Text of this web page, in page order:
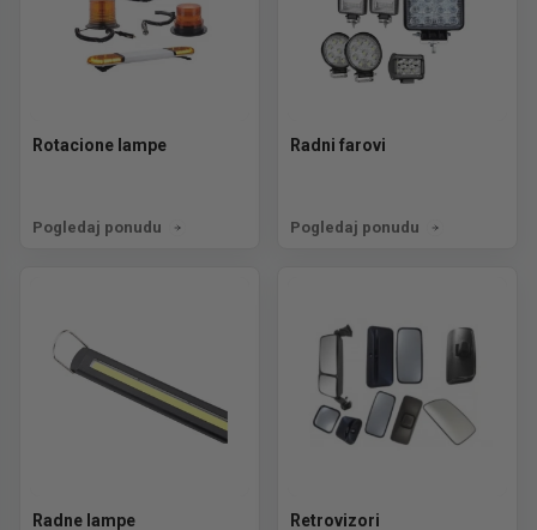
Rotacione lampe
Pogledaj ponudu
Radni farovi
Pogledaj ponudu
Radne lampe Retrovizori